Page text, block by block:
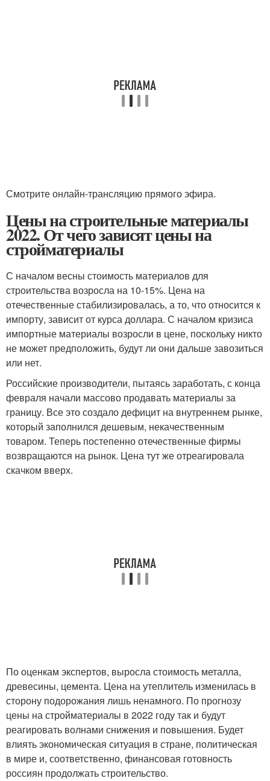
Смотрите онлайн-трансляцию прямого эфира.
Цены на строительные материалы
2022. От чего зависят цены на
стройматериалы
С началом весны стоимость материалов для
строительства возросла на 10-15%. Цена на
отечественные стабилизировалась, а то, что относится к
импорту, зависит от курса доллара. С началом кризиса
импортные материалы возросли в цене, поскольку никто
не может предположить, будут ли они дальше завозиться
или нет.
Российские производители, пытаясь заработать, с конца
февраля начали массово продавать материалы за
границу. Все это создало дефицит на внутреннем рынке,
который заполнился дешевым, некачественным
товаром. Теперь постепенно отечественные фирмы
возвращаются на рынок. Цена тут же отреагировала
скачком вверх.
По оценкам экспертов, выросла стоимость металла,
древесины, цемента. Цена на утеплитель изменилась в
сторону подорожания лишь ненамного. По прогнозу
цены на стройматериалы в 2022 году так и будут
реагировать волнами снижения и повышения. Будет
влиять экономическая ситуация в стране, политическая
в мире и, соответственно, финансовая готовность
россиян продолжать строительство.